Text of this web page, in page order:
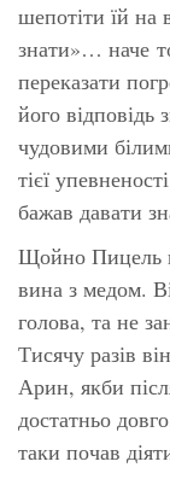
шепотіти їй на
знати»… наче
переказати
його відповідь
чудовими
тієї
бажав давати
Щойно Пицель
вина з медом.
голова, та не
Тисячу разів
Арин, якби
достатньо
таки почав